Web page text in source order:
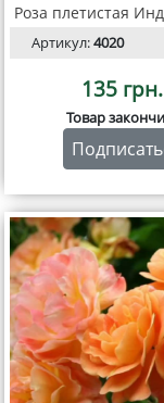
Роза плетистая
Артикул:4020
135 грн.
Товар